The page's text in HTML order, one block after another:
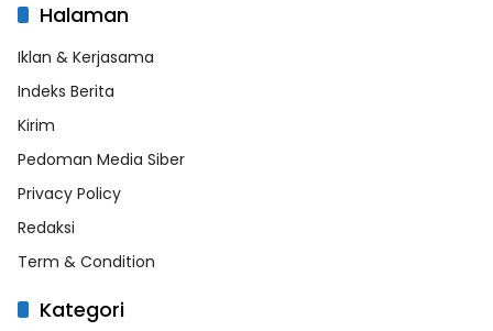
Halaman
Iklan & Kerjasama
Indeks Berita
Kirim
Pedoman Media Siber
Privacy Policy
Redaksi
Term & Condition
Kategori